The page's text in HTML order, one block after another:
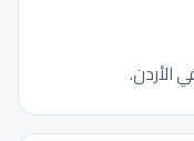
الأردن.